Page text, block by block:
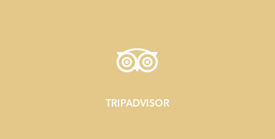
TRIPADVISOR